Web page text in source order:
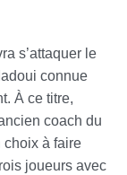
s’attaquer le
connue
À ce titre,
coach du
choix à faire
joueurs avec